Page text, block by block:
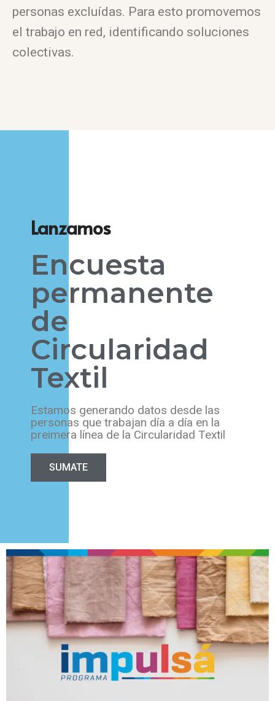
personas excluídas. Para esto promovemos
el trabajo en red, identificando soluciones
colectivas.
Lanzamos
Encuesta
permanente
de
Circularidad
Textil
Estamos generando datos desde las
personas que trabajan día a día en la
preimera línea de la Circularidad Textil
SUMATE